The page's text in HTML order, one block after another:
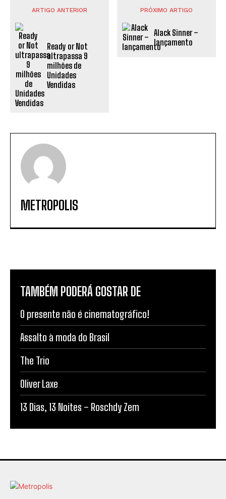
ARTIGO ANTERIOR
Ready or Not
ultrapassa 9
milhões de
Unidades
Vendidas
PRÓXIMO ARTIGO
Alack Sinner –
lançamento
METROPOLIS
TAMBÉM PODERÁ GOSTAR DE
O presente não é cinematográfico!
Assalto à moda do Brasil
The Trio
Oliver Laxe
13 Dias, 13 Noites – Roschdy Zem